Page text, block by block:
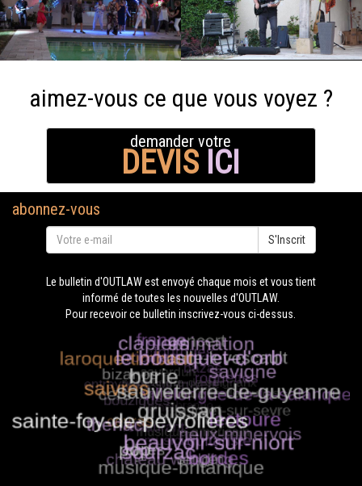
aimez-vous ce que vous voyez ?
demander votre
DEVIS ICI
abonnez-vous
S'Inscrit
Le bulletin d'OUTLAW est envoyé chaque mois et vous tient
informé de toutes les nouvelles d'OUTLAW.
Pour recevoir ce bulletin inscrivez-vous ci-dessus.